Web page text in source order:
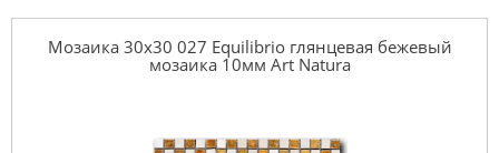
Мозаика 30x30 027 Equilibrio глянцевая бежевый
мозаика 10мм Art Natura